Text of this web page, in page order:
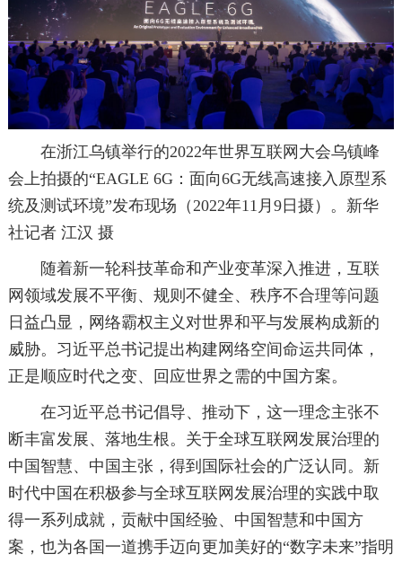
在浙江乌镇举行的2022年世界互联网大会乌镇峰
会上拍摄的“EAGLE 6G：面向6G无线高速接入原型系
统及测试环境”发布现场（2022年11月9日摄）。新华
社记者 江汉 摄
随着新一轮科技革命和产业变革深入推进，互联
网领域发展不平衡、规则不健全、秩序不合理等问题
日益凸显，网络霸权主义对世界和平与发展构成新的
威胁。习近平总书记提出构建网络空间命运共同体，
正是顺应时代之变、回应世界之需的中国方案。
在习近平总书记倡导、推动下，这一理念主张不
断丰富发展、落地生根。关于全球互联网发展治理的
中国智慧、中国主张，得到国际社会的广泛认同。新
时代中国在积极参与全球互联网发展治理的实践中取
得一系列成就，贡献中国经验、中国智慧和中国方
案，也为各国一道携手迈向更加美好的“数字未来”指明